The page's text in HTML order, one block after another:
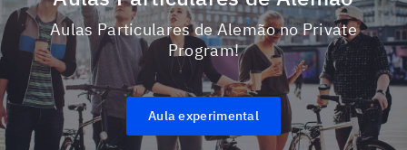
Aulas Particulares de Alemão no Private
Program!
Aula experimental